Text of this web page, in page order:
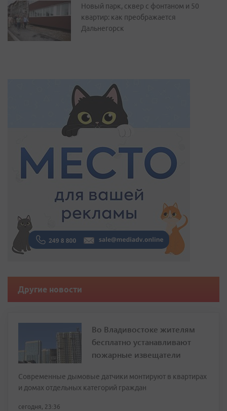
Новый парк, сквер с фонтаном и 50
квартир: как преображается
Дальнегорск
Другие новости
Во Владивостоке жителям
бесплатно устанавливают
пожарные извещатели
Современные дымовые датчики монтируют в квартирах
и домах отдельных категорий граждан
сегодня, 23:36